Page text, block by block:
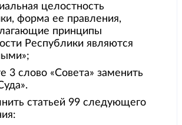
целостность
форма ее правления,
принципы
Республики являются
3 слово «Совета» заменить
статьей 99 следующего